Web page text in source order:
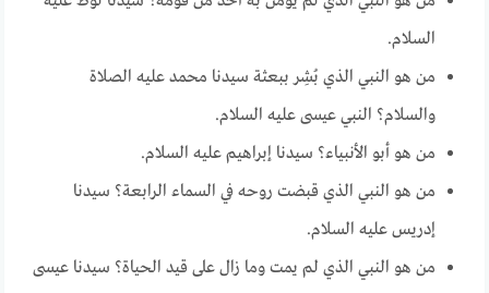
السلام.
من هو النبي الذي بُشِر ببعثة سيدنا محمد عليه الصلاة
والسلام؟ النبي عيسى عليه السلام.
من هو أبو الأنبياء؟ سيدنا إبراهيم عليه السلام.
من هو النبي الذي قبضت روحه في السماء الرابعة؟ سيدنا
إدريس عليه السلام.
من هو النبي الذي لم يمت وما زال على قيد الحياة؟ سيدنا عيسى